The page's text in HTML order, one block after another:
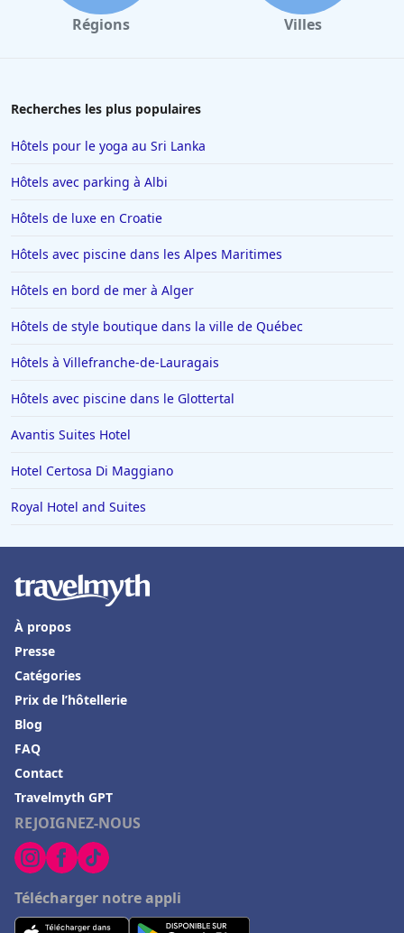
Régions Villes
Recherches les plus populaires
Hôtels pour le yoga au Sri Lanka
Hôtels avec parking à Albi
Hôtels de luxe en Croatie
Hôtels avec piscine dans les Alpes Maritimes
Hôtels en bord de mer à Alger
Hôtels de style boutique dans la ville de Québec
Hôtels à Villefranche-de-Lauragais
Hôtels avec piscine dans le Glottertal
Avantis Suites Hotel
Hotel Certosa Di Maggiano
Royal Hotel and Suites
REJOIGNEZ-NOUS
Télécharger notre appli
À propos
Presse
Catégories
Prix de l’hôtellerie
Blog
FAQ
Contact
Travelmyth GPT